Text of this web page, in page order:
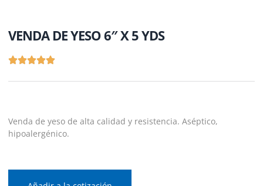
VENDA DE YESO 6″ X 5 YDS
Venda de yeso de alta calidad y resistencia. Aséptico,
hipoalergénico.